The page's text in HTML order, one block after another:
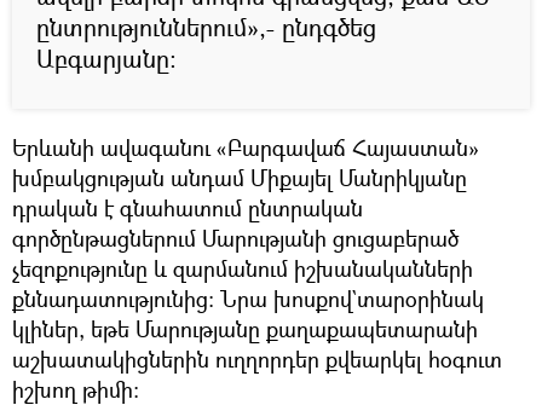
ընտրություններում»,- ընդգծեց
Աբգարյանը։
Երևանի ավագանու «Բարգավաճ Հայաստան»
խմբակցության անդամ Միքայել Մանրիկյանը
դրական է գնահատում ընտրական
գործընթացներում Մարությանի ցուցաբերած
չեզոքությունը և զարմանում իշխանականների
քննադատությունից։ Նրա խոսքով`տարօրինակ
կլիներ, եթե Մարությանը քաղաքապետարանի
աշխատակիցներին ուղղորդեր քվեարկել հօգուտ
իշխող թիմի։